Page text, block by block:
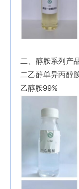
二、醇胺系列产
二乙醇单异丙醇
乙醇胺99%